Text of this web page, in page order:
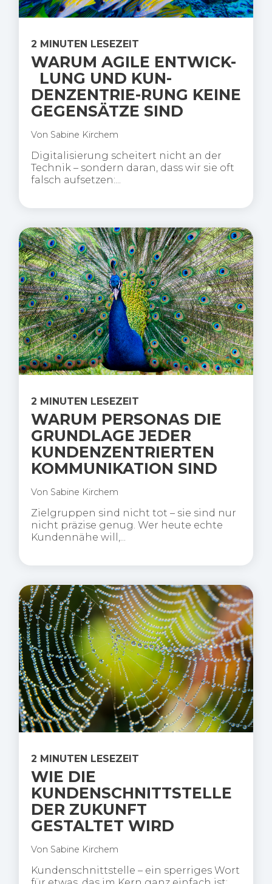
2 MINUTEN LESEZEIT
WARUM AGILE ENTWICK-
LUNG UND KUN-
DENZENTRIE-RUNG KEINE
GEGENSÄTZE SIND
Von Sabine Kirchem
Digitalisierung scheitert nicht an der
Technik – sondern daran, dass wir sie oft
falsch aufsetzen:...
2 MINUTEN LESEZEIT
WARUM PERSONAS DIE
GRUNDLAGE JEDER
KUNDENZENTRIERTEN
KOMMUNIKATION SIND
Von Sabine Kirchem
Zielgruppen sind nicht tot – sie sind nur
nicht präzise genug. Wer heute echte
Kundennähe will,...
2 MINUTEN LESEZEIT
WIE DIE
KUNDENSCHNITTSTELLE
DER ZUKUNFT
GESTALTET WIRD
Von Sabine Kirchem
Kundenschnittstelle – ein sperriges Wort